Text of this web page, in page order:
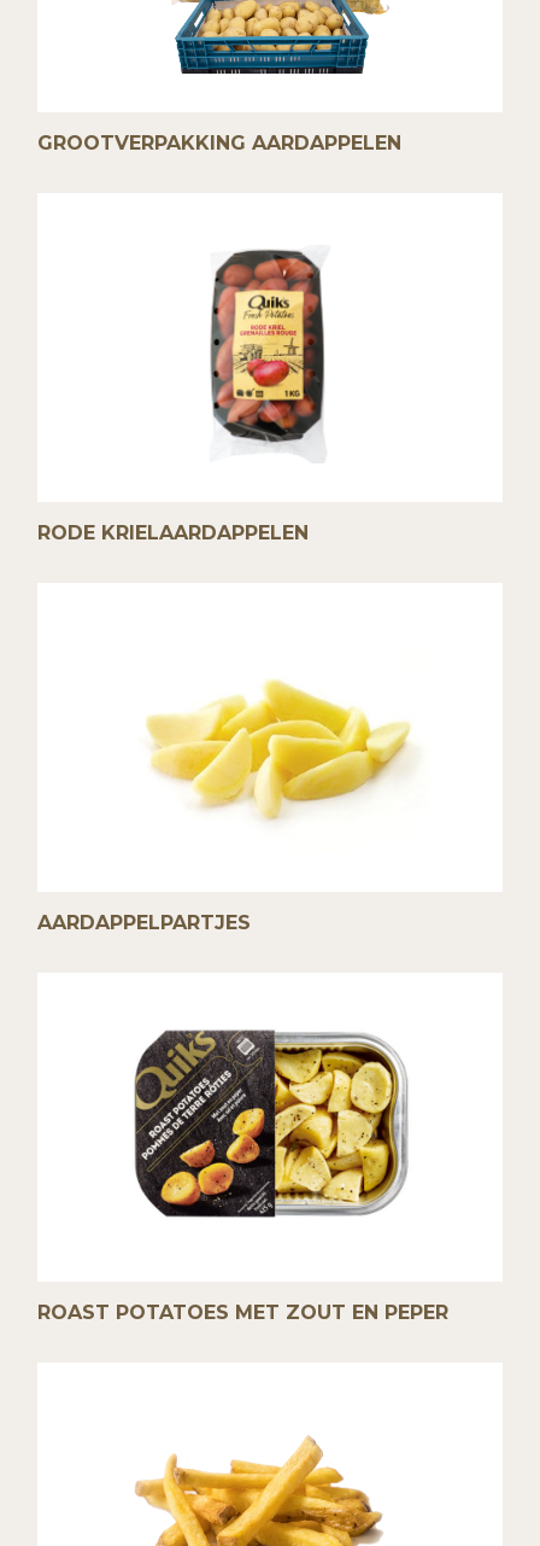
GROOTVERPAKKING AARDAPPELEN
RODE KRIELAARDAPPELEN
AARDAPPELPARTJES
ROAST POTATOES MET ZOUT EN PEPER